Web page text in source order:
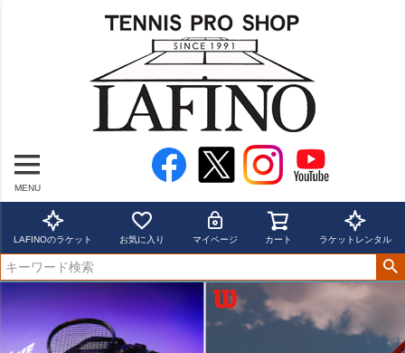
MENU
LAFINOのラケット お気に入り マイページ カート ラケットレンタル